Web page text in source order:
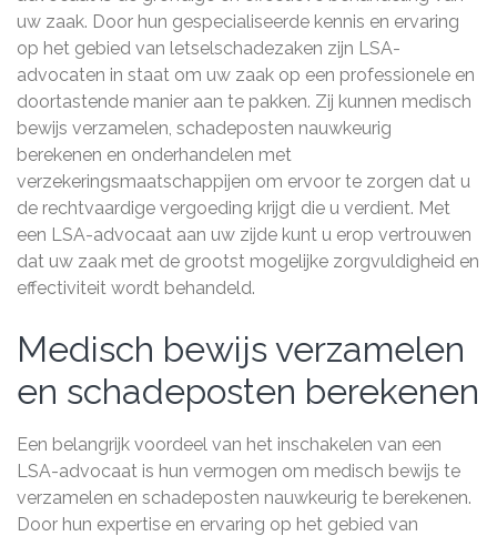
uw zaak. Door hun gespecialiseerde kennis en ervaring
op het gebied van letselschadezaken zijn LSA-
advocaten in staat om uw zaak op een professionele en
doortastende manier aan te pakken. Zij kunnen medisch
bewijs verzamelen, schadeposten nauwkeurig
berekenen en onderhandelen met
verzekeringsmaatschappijen om ervoor te zorgen dat u
de rechtvaardige vergoeding krijgt die u verdient. Met
een LSA-advocaat aan uw zijde kunt u erop vertrouwen
dat uw zaak met de grootst mogelijke zorgvuldigheid en
effectiviteit wordt behandeld.
Medisch bewijs verzamelen
en schadeposten berekenen
Een belangrijk voordeel van het inschakelen van een
LSA-advocaat is hun vermogen om medisch bewijs te
verzamelen en schadeposten nauwkeurig te berekenen.
Door hun expertise en ervaring op het gebied van